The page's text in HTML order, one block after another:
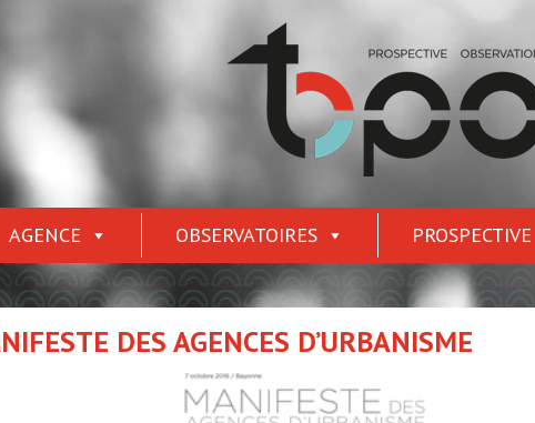
AGENCE OBSERVATOIRES
DES AGENCES D’URBANISME